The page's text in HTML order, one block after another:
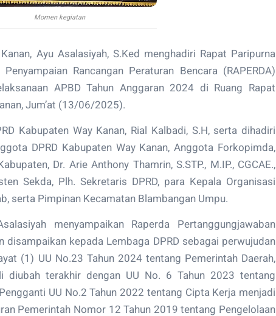
Momen kegiatan
Ayu Asalasiyah, S.Ked menghadiri Rapat Paripurna
Rancangan Peraturan Bencara (RAPERDA)
APBD Tahun Anggaran 2024 di Ruang Rapat
Jum’at (13/06/2025).
Kabupaten Way Kanan, Rial Kalbadi, S.H, serta dihadiri
DPRD Kabupaten Way Kanan, Anggota Forkopimda,
Dr. Arie Anthony Thamrin, S.STP., M.IP., CGCAE.,
Sekda, Plh. Sekretaris DPRD, para Kepala Organisasi
serta Pimpinan Kecamatan Blambangan Umpu.
menyampaikan Raperda Pertanggungjawaban
disampaikan kepada Lembaga DPRD sebagai perwujudan
(1) UU No.23 Tahun 2024 tentang Pemerintah Daerah,
diubah terakhir dengan UU No. 6 Tahun 2023 tentang
UU No.2 Tahun 2022 tentang Cipta Kerja menjadi
Pemerintah Nomor 12 Tahun 2019 tentang Pengelolaan